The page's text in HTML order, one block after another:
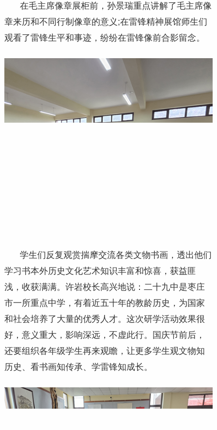
在毛主席像章展柜前，孙景瑞重点讲解了毛主席像
章来历和不同行制像章的意义;在雷锋精神展馆师生们
观看了雷锋生平和事迹，纷纷在雷锋像前合影留念。
学生们反复观赏揣摩交流各类文物书画，透出他们
学习书本外历史文化艺术知识丰富和惊喜，获益匪
浅，收获满满。许岩校长高兴地说：二十九中是枣庄
市一所重点中学，有着近五十年的教龄历史，为国家
和社会培养了大量的优秀人才。这次研学活动效果很
好，意义重大，影响深远，不虚此行。国庆节前后，
还要组织各年级学生再来观瞻，让更多学生观文物知
历史、看书画知传承、学雷锋知成长。